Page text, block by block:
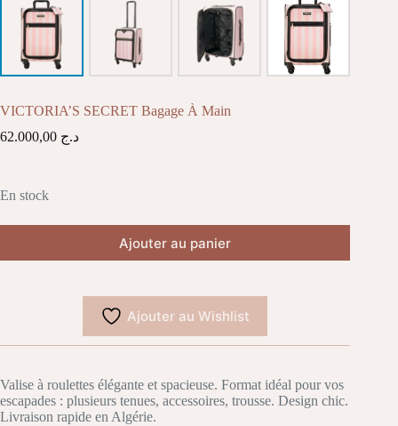
VICTORIA’S SECRET Bagage À Main
د.ج
En stock
Ajouter au panier
Ajouter au Wishlist
Valise à roulettes élégante et spacieuse. Format idéal pour vos
escapades : plusieurs tenues, accessoires, trousse. Design chic.
Livraison rapide en Algérie.